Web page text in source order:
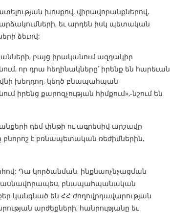
խոսքով, վիրավորանքներով,
եւ արդեն իսկ պետական
ձեւով:
բայց իրականում ազդակիր
որ դրա հեղինակները՝ իրենք են հարեւան
խեղդող, կեղծ բնապահպան
իրենց քարոզչության հիմքում»,-նշում են
դեմ փնթի ու ագրեսիվ արշավը
է բռնապետական ռեժիմներին,
Դա կործանման, ինքնաոչնչացման
բնապահպանական
կանգնած են ՀՀ ժողովրդավարության
արժեքների, հանրությանը եւ